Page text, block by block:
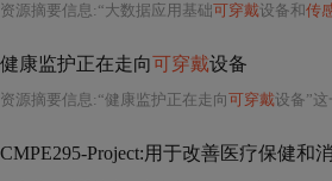
资源摘要信息:“大数据应用基础可穿戴设备和传
健康监护正在走向可穿戴设备
资源摘要信息:“健康监护正在走向可穿戴设备”
CMPE295-Project:用于改善医疗保健和